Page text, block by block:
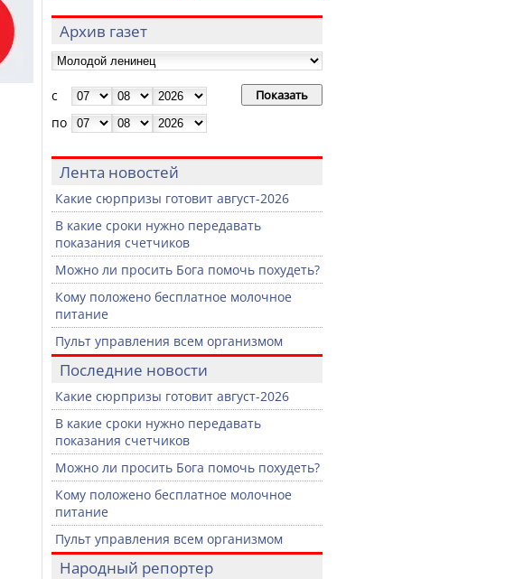
Архив газет
с
по
Лента новостей
Какие сюрпризы готовит август-2026
В какие сроки нужно передавать
показания счетчиков
Можно ли просить Бога помочь похудеть?
Кому положено бесплатное молочное
питание
Пульт управления всем организмом
Последние новости
Какие сюрпризы готовит август-2026
В какие сроки нужно передавать
показания счетчиков
Можно ли просить Бога помочь похудеть?
Кому положено бесплатное молочное
питание
Пульт управления всем организмом
Народный репортер